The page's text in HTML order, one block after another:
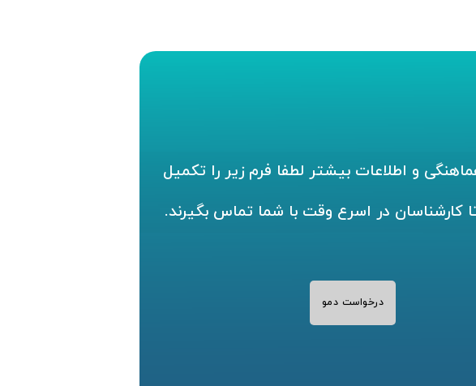
و اطلاعات بیشتر لطفا فرم زیر را تکمیل
کارشناسان در اسرع وقت با شما تماس بگیرند.
درخواست دمو